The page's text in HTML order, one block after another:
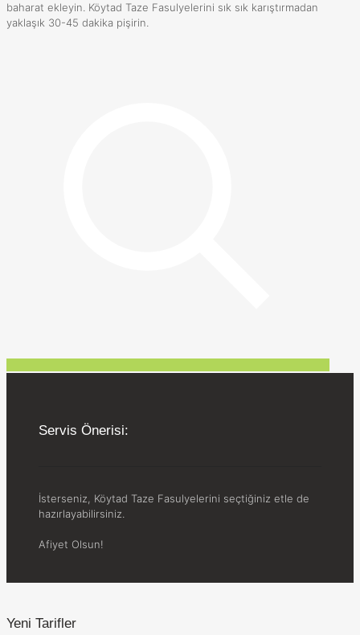
baharat ekleyin. Köytad Taze Fasulyelerini sık sık karıştırmadan
yaklaşık 30-45 dakika pişirin.
Servis Önerisi:
İsterseniz, Köytad Taze Fasulyelerini seçtiğiniz etle de
hazırlayabilirsiniz.
Afiyet Olsun!
Yeni Tarifler